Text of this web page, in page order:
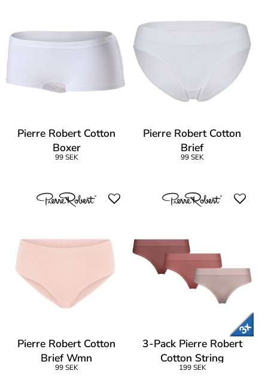
Pierre Robert Cotton
Boxer
99 SEK
Pierre Robert Cotton
Brief
99 SEK
Pierre Robert Cotton
Brief Wmn
99 SEK
3-Pack Pierre Robert
Cotton String
199 SEK